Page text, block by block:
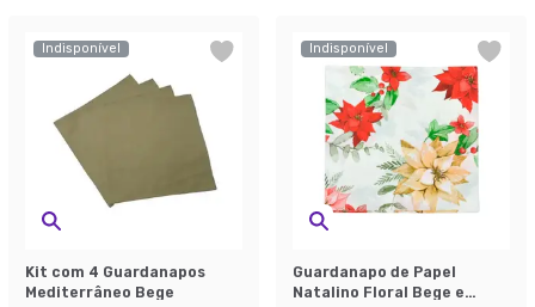
Indisponível
Kit com 4 Guardanapos
Mediterrâneo Bege
Indisponível
Guardanapo de Papel
Natalino Floral Bege e